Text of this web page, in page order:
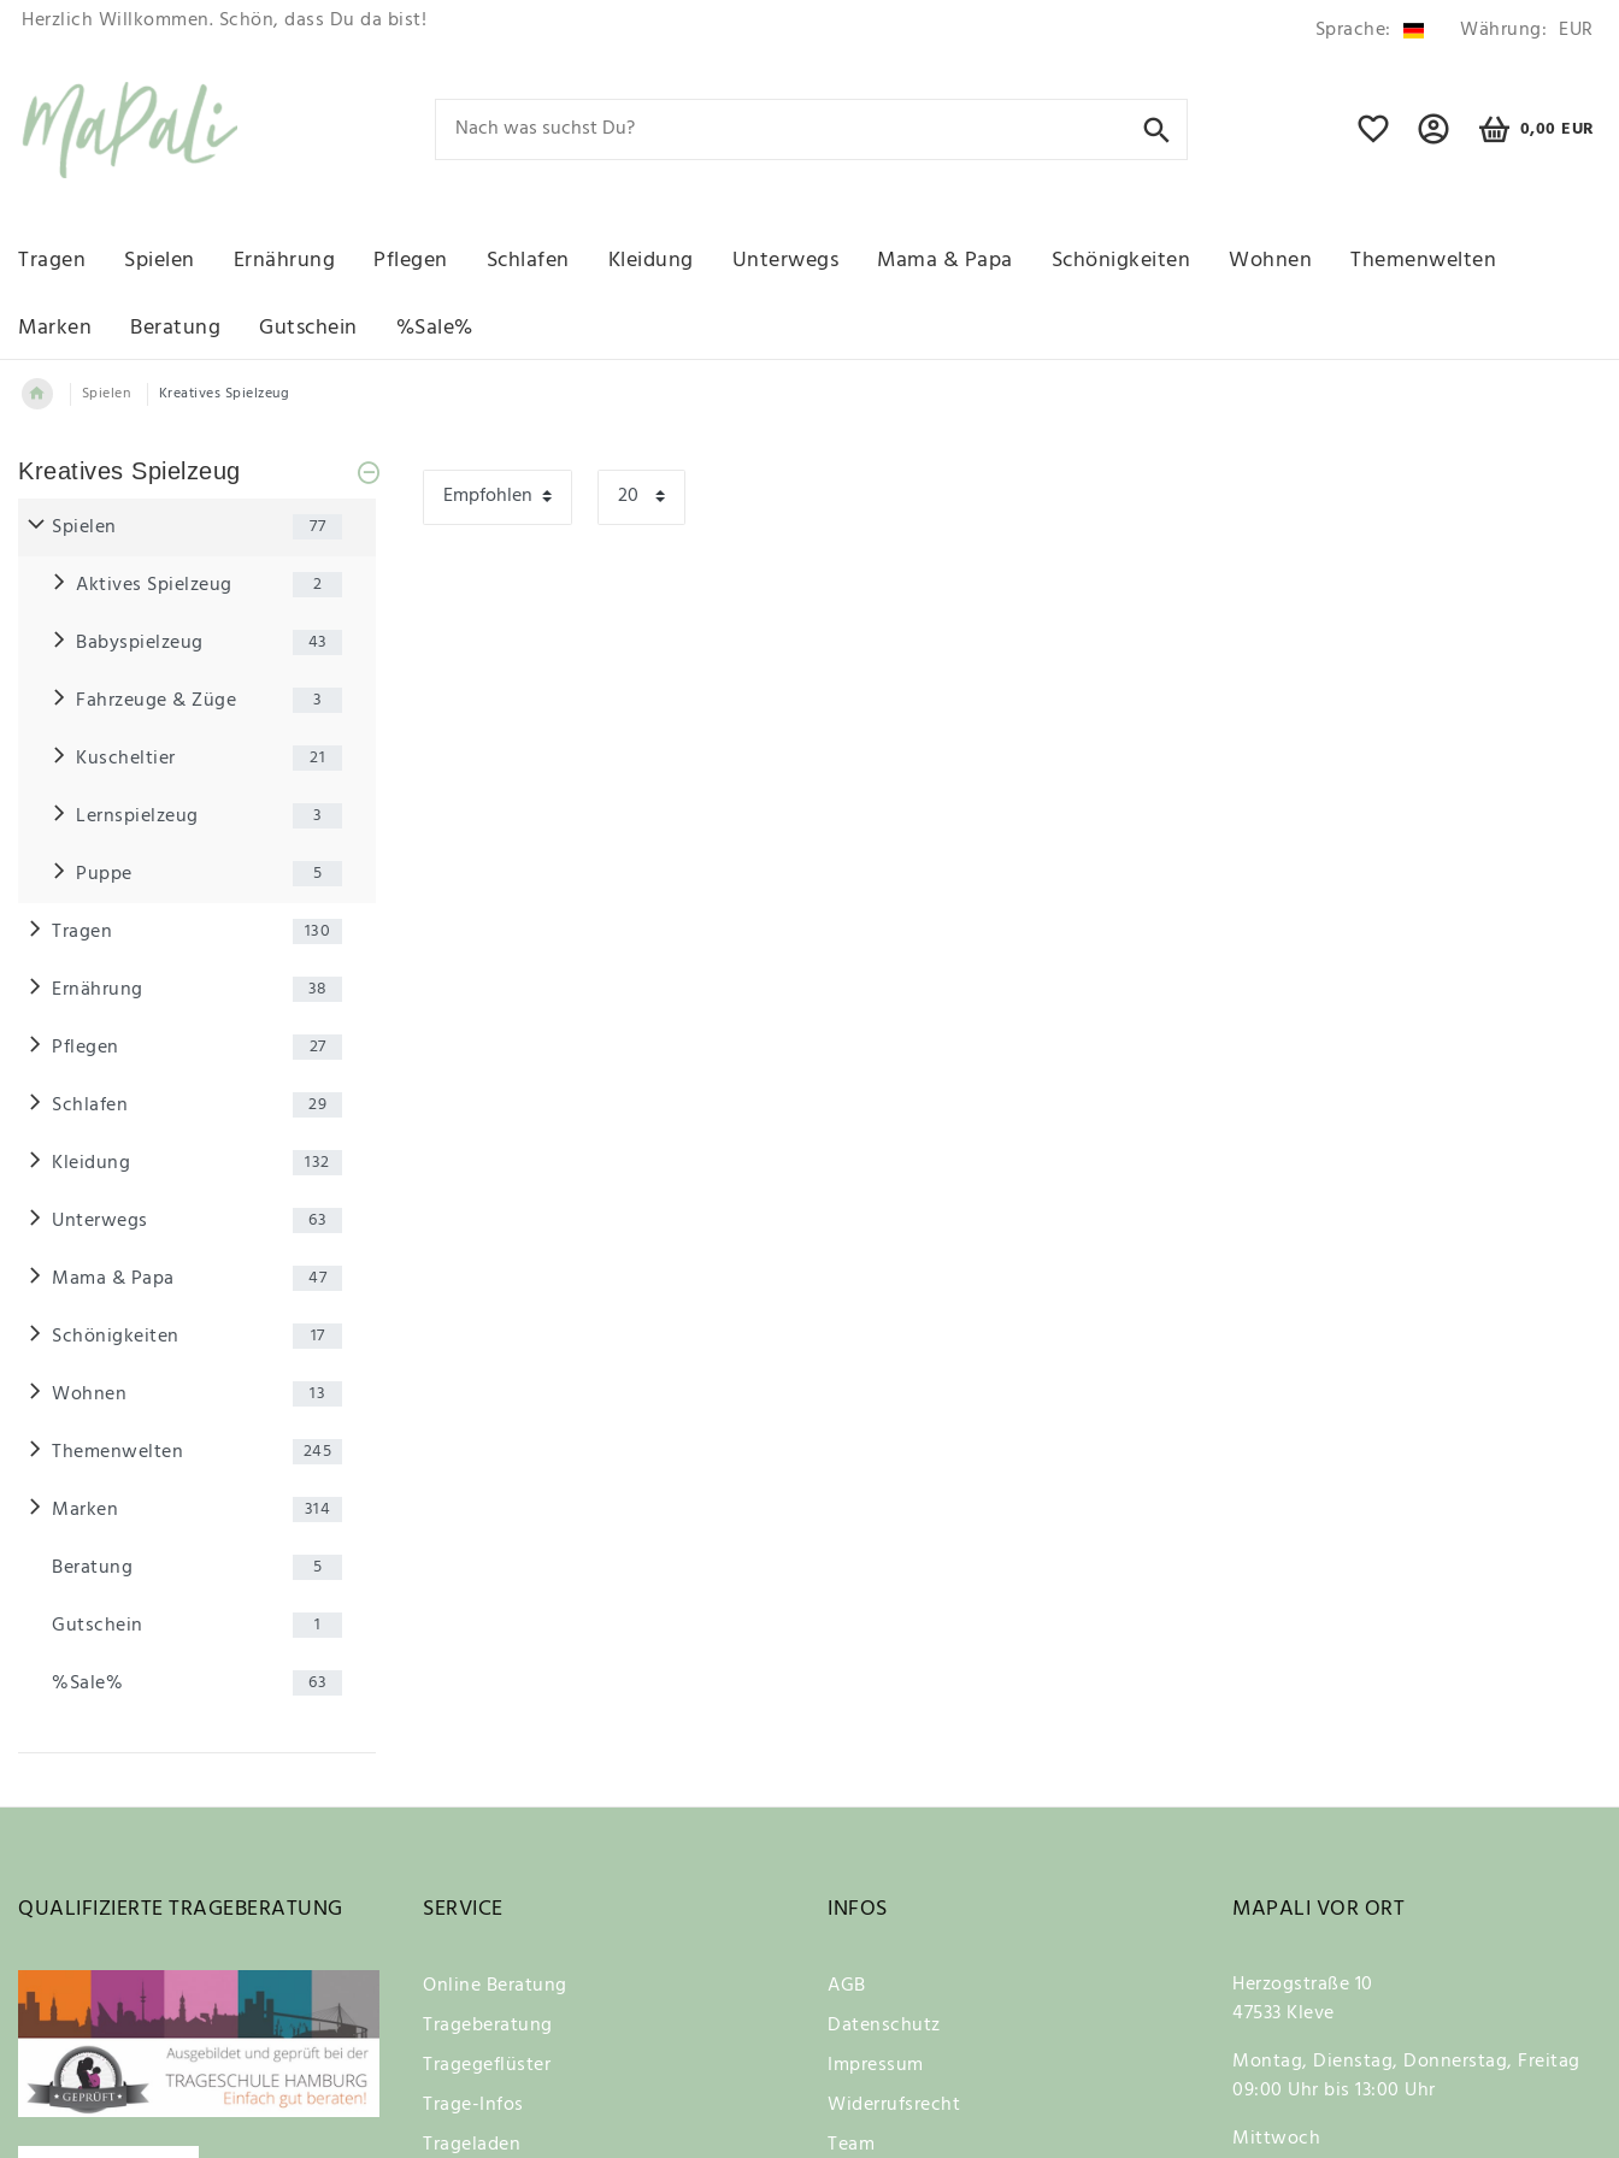
Herzlich Willkommen. Schön, dass Du da bist! Sprache: Währung: EUR
0,00 EUR
Tragen Spielen Ernährung Pflegen Schlafen Kleidung Unterwegs Mama & Papa Schönigkeiten Wohnen
Themenwelten
Marken
Beratung Gutschein %Sale%
Spielen Kreatives Spielzeug
Kreatives Spielzeug
Spielen 77
Aktives Spielzeug 2
Babyspielzeug 43
Fahrzeuge & Züge 3
Kuscheltier 21
Lernspielzeug 3
Puppe 5
Tragen 130
Ernährung 38
Pflegen 27
Schlafen 29
Kleidung 132
Unterwegs 63
Mama & Papa 47
Schönigkeiten 17
Wohnen 13
Themenwelten 245
Marken 314
Beratung 5
Gutschein 1
%Sale% 63
QUALIFIZIERTE TRAGEBERATUNG SERVICE
Online Beratung
Trageberatung
Tragegeflüster
Trage-Infos
Trageladen
INFOS
AGB
Datenschutz
Impressum
Widerrufsrecht
Team
MAPALI VOR ORT
Herzogstraße 10
47533 Kleve
Montag, Dienstag, Donnerstag, Freitag
09:00 Uhr bis 13:00 Uhr
Mittwoch